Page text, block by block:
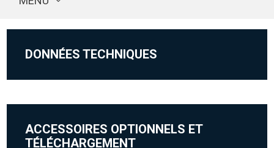
DONNÉES TECHNIQUES
ACCESSOIRES OPTIONNELS ET
TÉLÉCHARGEMENT